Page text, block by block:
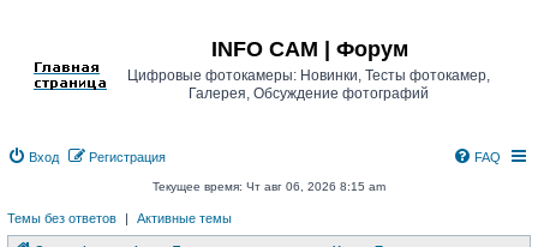
INFO CAM | Форум
Цифровые фотокамеры: Новинки, Тесты фотокамер,
Галерея, Обсуждение фотографий
Вход Регистрация FAQ
Текущее время: Чт авг 06, 2026 8:15 am
Темы без ответов | Активные темы